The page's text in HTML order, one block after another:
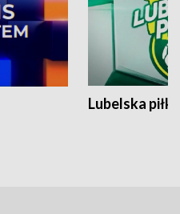
Lubelska piłka